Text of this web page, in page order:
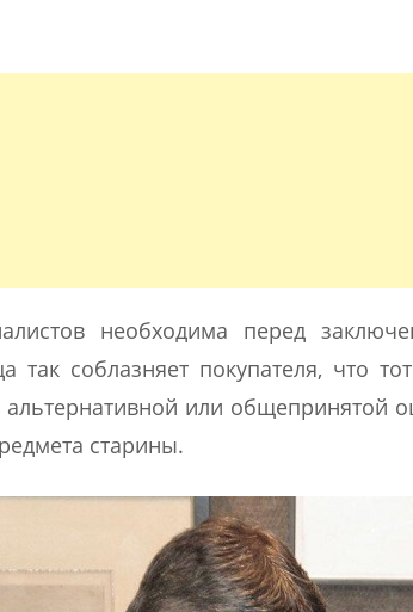
необходима перед
так соблазняет покупателя, что
или общепринятой
старины.